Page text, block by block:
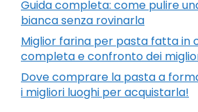
Guida completa: come pulire
bianca senza rovinarla
Miglior farina per pasta fatta in
completa e confronto dei
Dove comprare la pasta a
i migliori luoghi per acquistarla!